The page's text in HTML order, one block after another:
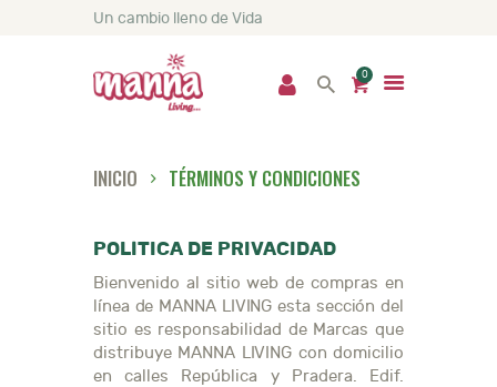
Un cambio lleno de Vida
0
INICIO TÉRMINOS Y CONDICIONES
INICIO
PRODUCTOS
SERVICIOS
NUTRICIÓN
NOTICIAS
POLÍTICA DE PRIVACIDAD
Bienvenido al sitio web de compras en
línea de MANNA LIVING esta sección del
sitio es responsabilidad de Marcas que
distribuye MANNA LIVING con domicilio
en calles República y Pradera. Edif.